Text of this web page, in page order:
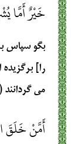
خَيْرٌ أَمَّا
بگو سپاس
را]
مى‏ گردانند (۵۹)
أَمَّنْ خَلَقَ